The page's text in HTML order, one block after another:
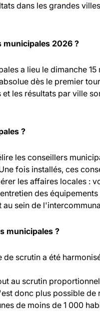
dans les grandes
municipales 2026 ?
a lieu le dimanche
dès le premier
les résultats par ville
?
les conseillers
fois installés, ces
les affaires locales :
des
sein de
municipales ?
de scrutin a été
au scrutin
donc plus possible
de moins de 1 000